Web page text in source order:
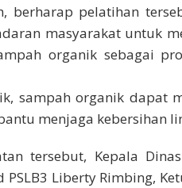
berharap pelatihan
masyarakat untuk
organik sebagai
sampah organik dapat
menjaga kebersihan
tersebut, Kepala
Liberty Rimbing,